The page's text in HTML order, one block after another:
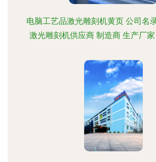
电脑工艺品激光雕刻机黄页 公司名
激光雕刻机供应商 制造商 生产厂